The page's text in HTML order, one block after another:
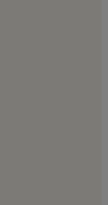
Riviera